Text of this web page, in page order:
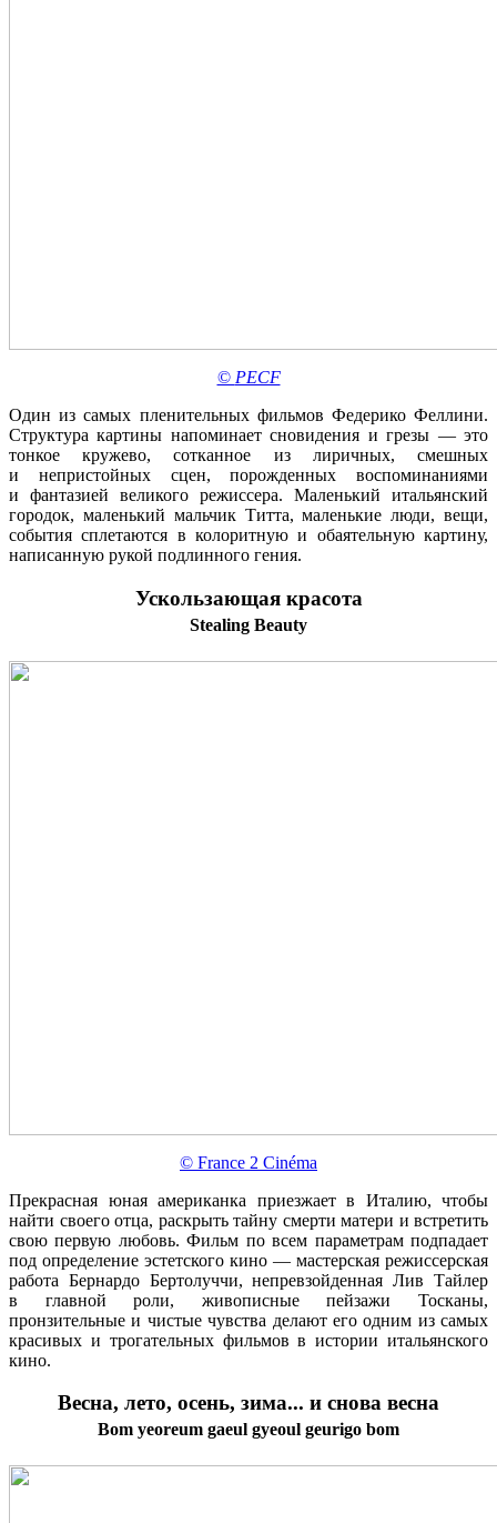
© PECF
Один из самых пленительных фильмов Федерико Феллини.
Структура картины напоминает сновидения и грезы — это
тонкое кружево, сотканное из лиричных, смешных
и непристойных сцен, порожденных воспоминаниями
и фантазией великого режиссера. Маленький итальянский
городок, маленький мальчик Титта, маленькие люди, вещи,
события сплетаются в колоритную и обаятельную картину,
написанную рукой подлинного гения.
Ускользающая красота
Stealing Beauty
© France 2 Cinéma
Прекрасная юная американка приезжает в Италию, чтобы
найти своего отца, раскрыть тайну смерти матери и встретить
свою первую любовь. Фильм по всем параметрам подпадает
под определение эстетского кино — мастерская режиссерская
работа Бернардо Бертолуччи, непревзойденная Лив Тайлер
в главной роли, живописные пейзажи Тосканы,
пронзительные и чистые чувства делают его одним из самых
красивых и трогательных фильмов в истории итальянского
кино.
Весна, лето, осень, зима... и снова весна
Bom yeoreum gaeul gyeoul geurigo bom